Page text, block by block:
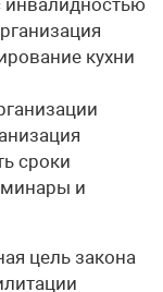
кухни
сроки
и
цель закона